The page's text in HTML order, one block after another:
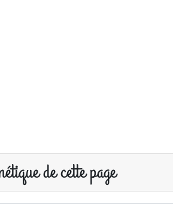
de cette page